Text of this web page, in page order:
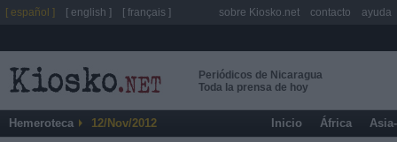
Periódicos de Nicaragua
Toda la prensa de hoy
Hemeroteca 12/Nov/2012 Inicio África
[ español ] [ english ] [ français ] sobre Kiosko.net contacto ayuda